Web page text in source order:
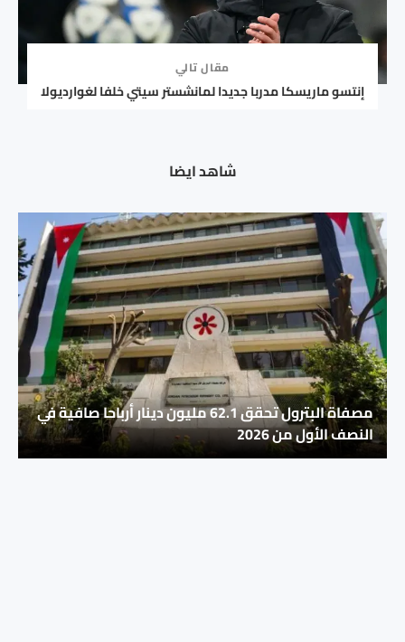
مقال تالي
إنتسو ماريسكا مدربا جديدا لمانشستر سيتي خلفا لغوارديولا
شاهد ايضا
مصفاة البترول تحقق 62.1 مليون دينار أرباحا صافية في
النصف الأول من 2026